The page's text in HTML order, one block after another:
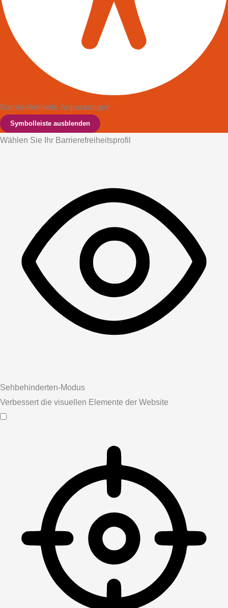
Barrierefreiheits-Anpassungen
Symbolleiste ausblenden
Wählen Sie Ihr Barrierefreiheitsprofil
Sehbehinderten-Modus
Verbessert die visuellen Elemente der Website